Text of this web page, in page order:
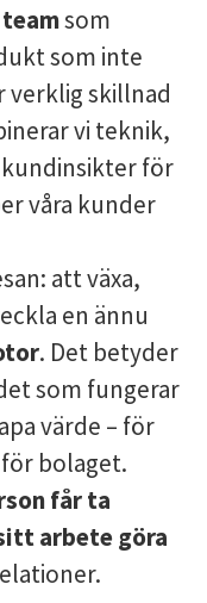
som
som inte
verklig skillnad
vi teknik,
för
våra kunder
att växa,
en ännu
. Det betyder
som fungerar
värde – för
bolaget.
får ta
arbete göra